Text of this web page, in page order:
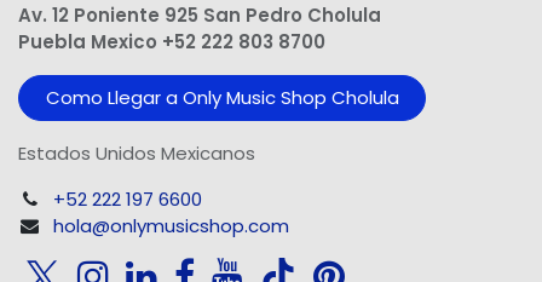
Av. 12 Poniente 925 San Pedro Cholula
Puebla Mexico +52 222 803 8700
Como Llegar a Only Music Shop Cholula
Estados Unidos Mexicanos
+52 222 197 6600
hola@onlymusicshop.com